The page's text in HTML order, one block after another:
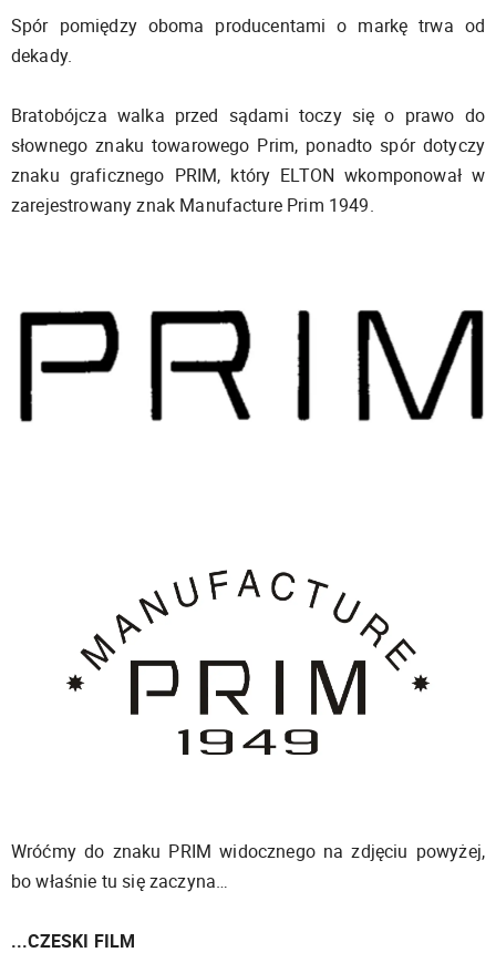
Spór pomiędzy oboma producentami o markę trwa od
dekady.
Bratobójcza walka przed sądami toczy się o prawo do
słownego znaku towarowego Prim, ponadto spór dotyczy
znaku graficznego PRIM, który ELTON wkomponował w
zarejestrowany znak Manufacture Prim 1949.
Wróćmy do znaku PRIM widocznego na zdjęciu powyżej,
bo właśnie tu się zaczyna…
...CZESKI FILM